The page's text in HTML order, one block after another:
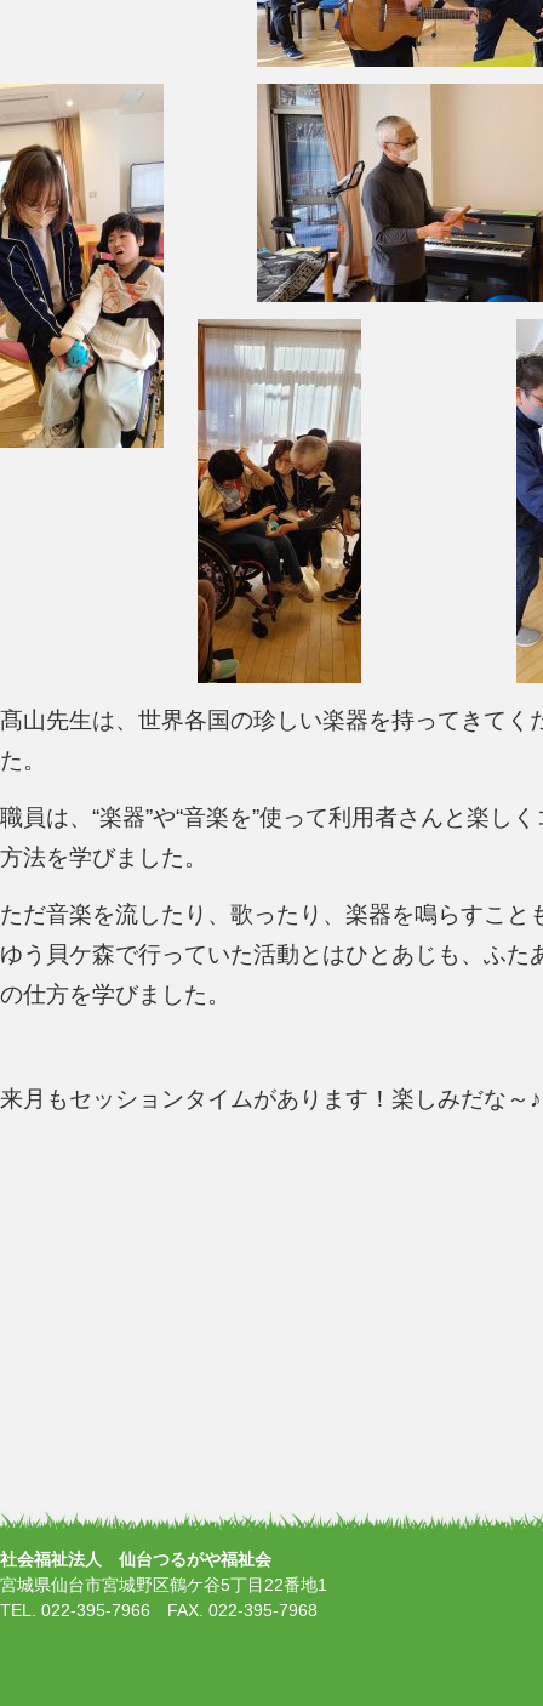
髙山先生は、世界各国の珍しい楽器を持ってきてく
た。
職員は、“楽器”や“音楽を”使って利用者さんと楽し
方法を学びました。
ただ音楽を流したり、歌ったり、楽器を鳴らすこと
ゆう貝ケ森で行っていた活動とはひとあじも、ふた
の仕方を学びました。
来月もセッションタイムがあります！楽しみだな～♪
社会福祉法人 仙台つるがや福祉会
宮城県仙台市宮城野区鶴ケ谷5丁目22番地1
TEL. 022-395-7966 FAX. 022-395-7968